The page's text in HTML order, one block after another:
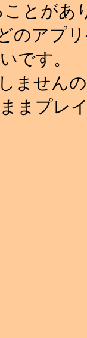
ことがあ
のアプ
です。
ません
まプレ